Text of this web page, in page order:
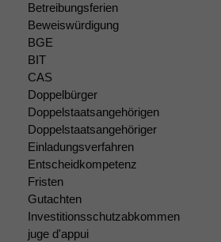
Betreibungsferien
Beweiswürdigung
BGE
BIT
CAS
Doppelbürger
Doppelstaatsangehörigen
Doppelstaatsangehöriger
Einladungsverfahren
Entscheidkompetenz
Fristen
Gutachten
Investitionsschutzabkommen
juge d'appui